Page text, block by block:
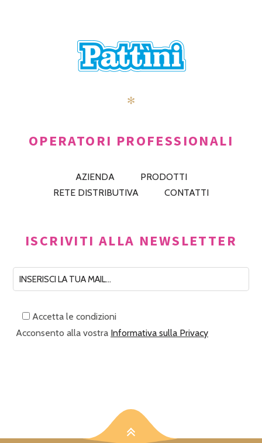
✻
OPERATORI PROFESSIONALI
AZIENDA
PRODOTTI
RETE DISTRIBUTIVA
CONTATTI
ISCRIVITI ALLA NEWSLETTER
Accetta le condizioni
Acconsento alla vostra Informativa sulla Privacy